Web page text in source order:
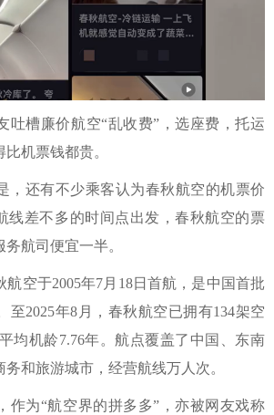
槽廉价航空“乱收费”，选座费，托运
机票钱都贵。
还有不少乘客认为春秋航空的机票价
线差不多的时间点出发，春秋航空的票
航司便宜一半。
空于2005年7月18日首航，是中国首批
至2025年8月，春秋航空已拥有134架空
均机龄7.76年。航点覆盖了中国、东南
和旅游城市，经营航线万人次。
为“航空界的拼多多”，亦被网友戏称